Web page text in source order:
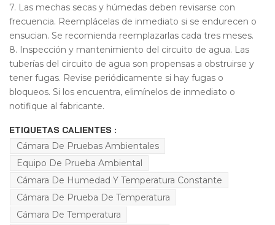
7. Las mechas secas y húmedas deben revisarse con
frecuencia. Reemplácelas de inmediato si se endurecen o
ensucian. Se recomienda reemplazarlas cada tres meses.
8. Inspección y mantenimiento del circuito de agua. Las
tuberías del circuito de agua son propensas a obstruirse y
tener fugas. Revise periódicamente si hay fugas o
bloqueos. Si los encuentra, elimínelos de inmediato o
notifique al fabricante.
ETIQUETAS CALIENTES :
Cámara De Pruebas Ambientales
Equipo De Prueba Ambiental
Cámara De Humedad Y Temperatura Constante
Cámara De Prueba De Temperatura
Cámara De Temperatura